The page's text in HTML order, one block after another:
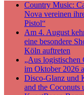
Country Music:
Nova vereinen
Pistol“
Am 4. August
eine besondere
Köln auftreten
„Aus logistischen
im Oktober 2026
Disco-Glanz und
and the Coconuts